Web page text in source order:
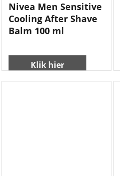
Nivea Men Sensitive
Cooling After Shave
Balm 100 ml
Klik hier